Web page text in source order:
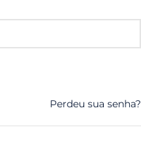
Perdeu sua senha?